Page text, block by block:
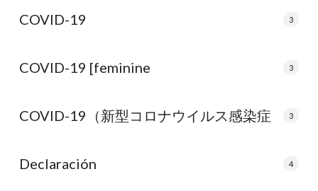
COVID-19 3
COVID-19 [feminine 3
COVID-19（新型コロナウイルス感染症 3
Declaración 4